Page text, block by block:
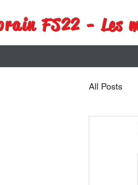
FS22 - Les
All Posts